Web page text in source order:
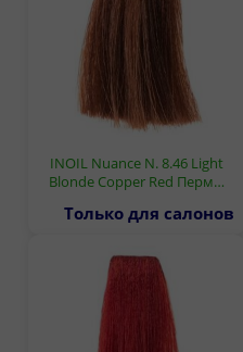
INOIL Nuance N. 8.46 Light
Blonde Copper Red Перм…
Только для салонов